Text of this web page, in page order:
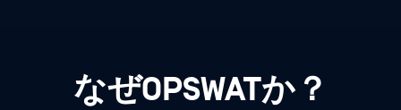
なぜOPSWATか？